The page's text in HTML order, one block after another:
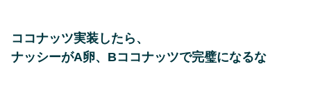
ココナッツ実装したら、
ナッシーがA卵、Bココナッツで完璧になるな